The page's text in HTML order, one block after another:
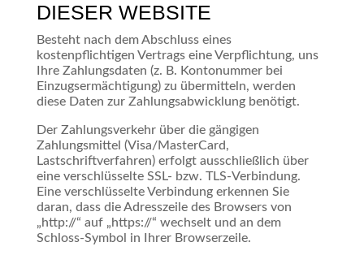
DIESER WEBSITE
Besteht nach dem Abschluss eines
kostenpflichtigen Vertrags eine Verpflichtung, uns
Ihre Zahlungsdaten (z. B. Kontonummer bei
Einzugsermächtigung) zu übermitteln, werden
diese Daten zur Zahlungsabwicklung benötigt.
Der Zahlungsverkehr über die gängigen
Zahlungsmittel (Visa/MasterCard,
Lastschriftverfahren) erfolgt ausschließlich über
eine verschlüsselte SSL- bzw. TLS-Verbindung.
Eine verschlüsselte Verbindung erkennen Sie
daran, dass die Adresszeile des Browsers von
„http://“ auf „https://“ wechselt und an dem
Schloss-Symbol in Ihrer Browserzeile.